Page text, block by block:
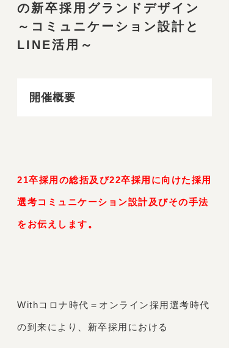
の新卒採用グランドデザイン
～コミュニケーション設計と
LINE活用～
開催概要
21卒採用の総括及び22卒採用に向けた採用
選考コミュニケーション設計及びその手法
をお伝えします。
Withコロナ時代＝オンライン採用選考時代
の到来により、新卒採用における